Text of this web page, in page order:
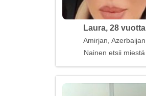
Laura, 28 vuotta
Amirjan, Azerbaijan
Nainen etsii miestä